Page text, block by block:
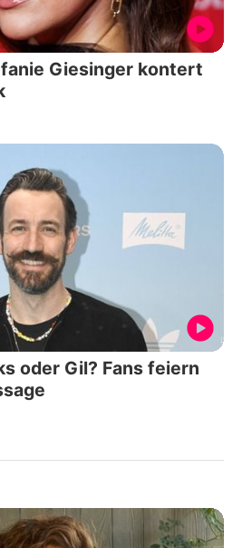
Giesinger kontert
oder Gil? Fans feiern